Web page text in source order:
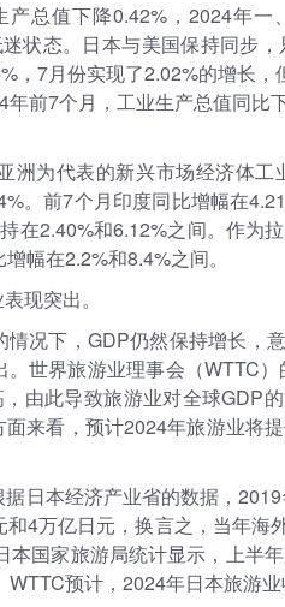
总值下降0.42%，2024年
状态。日本与美国保持同步
，7月份实现了2.02%的增长
前7个月，工业生产总值同比
洲为代表的新兴市场经济体
。前7个月印度同比增幅在
在2.40%和6.12%之间。作为
幅在2.2%和8.4%之间。
现突出。
况下，GDP仍然保持增长，
世界旅游业理事会（WTTC
由此导致旅游业对全球GDP
来看，预计2024年旅游业将
日本经济产业省的数据，
4万亿日元，换言之，当年海
国家旅游局统计显示，上半
预计，2024年日本旅游业